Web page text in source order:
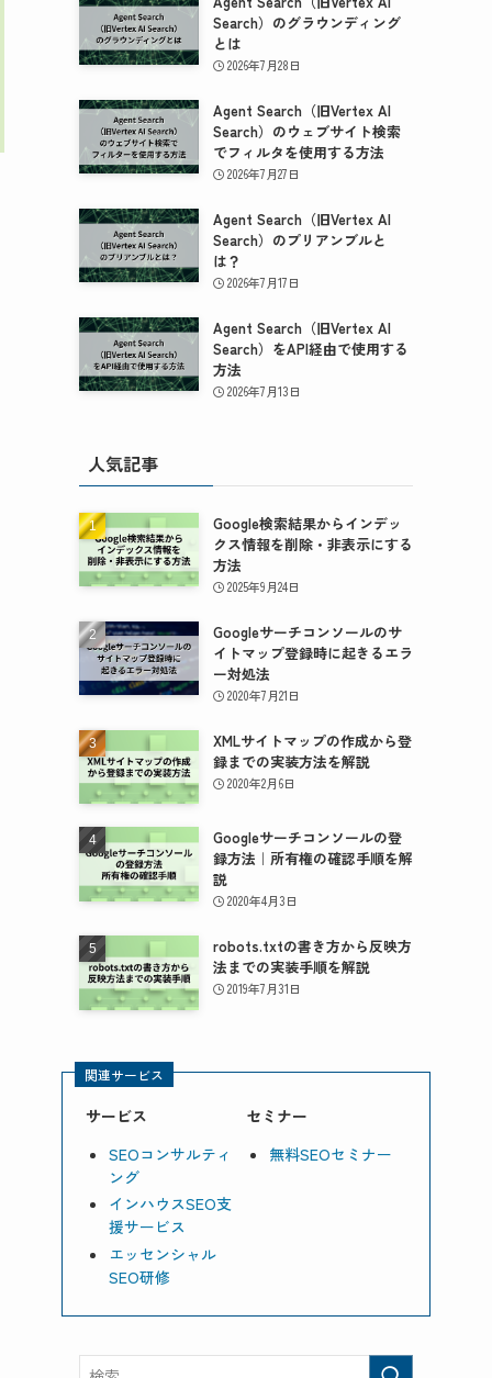
Search）のグラウンディング
とは
2026年7月28日
Agent Search（旧Vertex AI
Search）のウェブサイト検索
でフィルタを使用する方法
2026年7月27日
Agent Search（旧Vertex AI
Search）のプリアンブルと
は？
2026年7月17日
Agent Search（旧Vertex AI
Search）をAPI経由で使用する
方法
2026年7月13日
人気記事
Google検索結果からインデッ
クス情報を削除・非表示にする
方法
2025年9月24日
Googleサーチコンソールのサ
イトマップ登録時に起きるエラ
ー対処法
2020年7月21日
XMLサイトマップの作成から登
録までの実装方法を解説
2020年2月6日
Googleサーチコンソールの登
録方法｜所有権の確認手順を解
説
2020年4月3日
robots.txtの書き方から反映方
法までの実装手順を解説
2019年7月31日
関連サービス
サービス
SEOコンサルティ
ング
インハウスSEO支
援サービス
エッセンシャル
SEO研修
セミナー
無料SEOセミナー